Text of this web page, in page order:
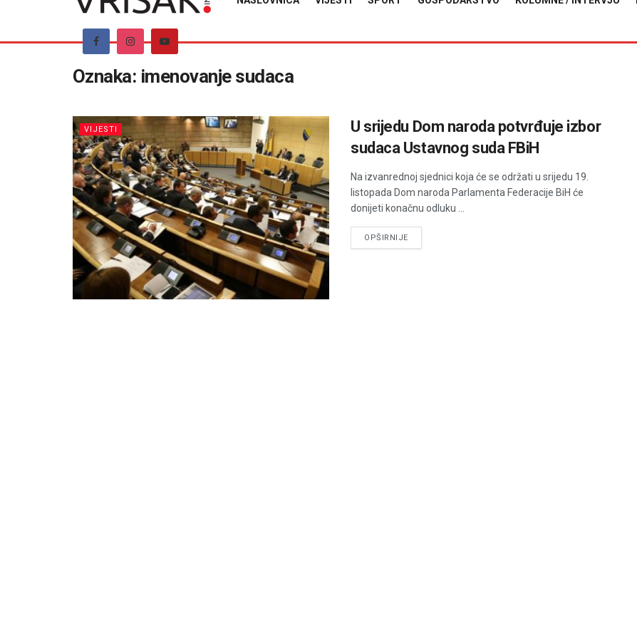
Oznaka: imenovanje sudaca
VIJESTI
U srijedu Dom naroda potvrđuje izbor
sudaca Ustavnog suda FBiH
Na izvanrednoj sjednici koja će se održati u srijedu 19.
listopada Dom naroda Parlamenta Federacije BiH će
donijeti konačnu odluku ...
OPŠIRNIJEDETAILS